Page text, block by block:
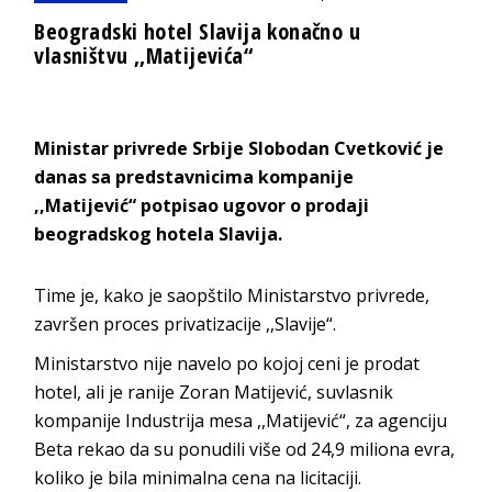
Beogradski hotel Slavija konačno u
vlasništvu ,,Matijevića“
Ministar privrede Srbije Slobodan Cvetković je
danas sa predstavnicima kompanije
,,Matijević“ potpisao ugovor o prodaji
beogradskog hotela Slavija.
Time je, kako je saopštilo Ministarstvo privrede,
završen proces privatizacije ,,Slavije“.
Ministarstvo nije navelo po kojoj ceni je prodat
hotel, ali je ranije Zoran Matijević, suvlasnik
kompanije Industrija mesa ,,Matijević“, za agenciju
Beta rekao da su ponudili više od 24,9 miliona evra,
koliko je bila minimalna cena na licitaciji.